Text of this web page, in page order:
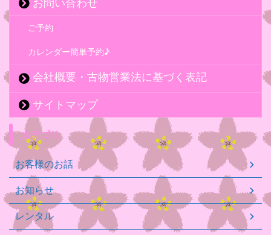
お問い合わせ
ご予約
カレンダー簡単予約♪
会社概要・古物営業法に基づく表記
サイトマップ
カテゴリ
お客様のお話
お知らせ
レンタル